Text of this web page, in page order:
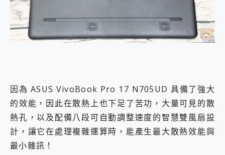
因為 ASUS VivoBook Pro 17 N705UD 具備了強大
的效能，因此在散熱上也下足了苦功，大量可見的散
熱孔，以及配備八段可自動調整速度的智慧雙風扇設
計，讓它在處理複雜運算時，能產生最大散熱效能與
最小雜訊！